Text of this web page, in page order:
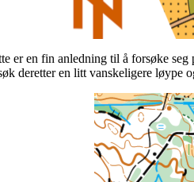
er en fin anledning til å forsøke
deretter en litt vanskeligere løype